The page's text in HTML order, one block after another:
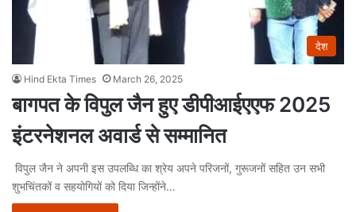
देश
Hind Ekta Times March 26, 2025
बागपत के विपुल जैन हुए डीपीआईएएफ 2025
इंटरनेशनल अवार्ड से सम्मानित
विपुल जैन ने अपनी इस उपलब्धि का श्रेय अपने परिजनों, गुरूजनों सहित उन सभी
शुभचिंतकों व सहयोगियों को दिया जिन्होंने…